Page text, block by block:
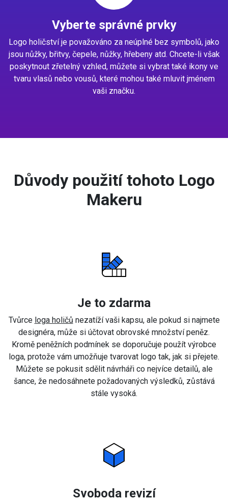
Vyberte správné prvky
Logo holičství je považováno za neúplné bez symbolů, jako
jsou nůžky, břitvy, čepele, nůžky, hřebeny atd. Chcete-li však
poskytnout zřetelný vzhled, můžete si vybrat také ikony ve
tvaru vlasů nebo vousů, které mohou také mluvit jménem
vaši značku.
Důvody použití tohoto Logo
Makeru
Je to zdarma
Tvůrce loga holičů nezatíží vaši kapsu, ale pokud si najmete
designéra, může si účtovat obrovské množství peněz.
Kromě peněžních podmínek se doporučuje použít výrobce
loga, protože vám umožňuje tvarovat logo tak, jak si přejete.
Můžete se pokusit sdělit návrháři co nejvíce detailů, ale
šance, že nedosáhnete požadovaných výsledků, zůstává
stále vysoká.
Svoboda revizí